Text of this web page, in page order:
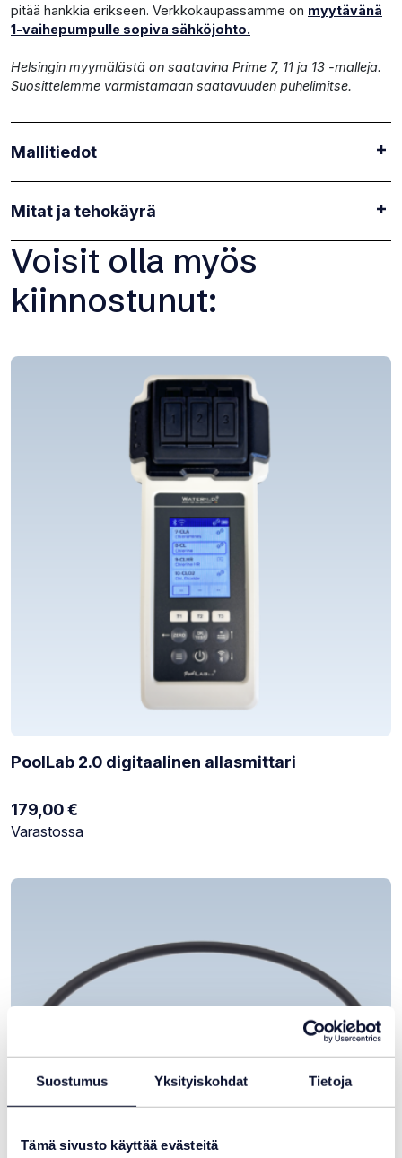
Suostumus Yksityiskohdat Tietoja
Tämä sivusto käyttää evästeitä
pitää hankkia erikseen. Verkkokaupassamme on myytävänä
1-vaihepumpulle sopiva sähköjohto.
Helsingin myymälästä on saatavina Prime 7, 11 ja 13 -malleja.
Suosittelemme varmistamaan saatavuuden puhelimitse.
Mallitiedot
Mitat ja tehokäyrä
Voisit olla myös
kiinnostunut
PoolLab 2.0 digitaalinen allasmittari
179,00€
Varastotilanne:
Varastossa